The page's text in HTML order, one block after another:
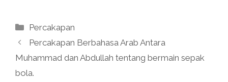
Kategori
Percakapan
Percakapan Berbahasa Arab Antara
Muhammad dan Abdullah tentang bermain sepak
bola.